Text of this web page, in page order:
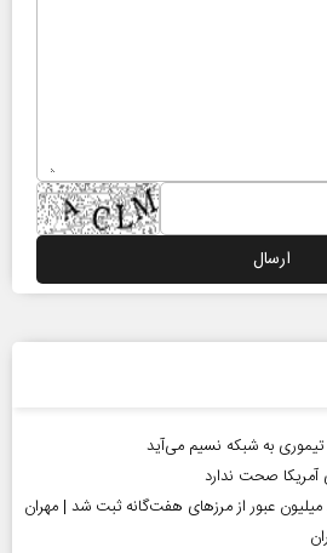
به شبکه نسیم می‌آید
آمریکا صحت ندارد
رکوردشکنی تردد اربعینی؛ ۶۰ میلیون عبور از مرزهای هفت‌گانه ثبت شد | مهران